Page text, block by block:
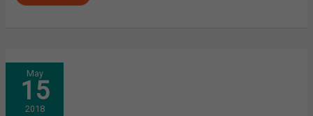
May
15
2018
1
HORA
CON
STEVEN
POELMANS:
EL